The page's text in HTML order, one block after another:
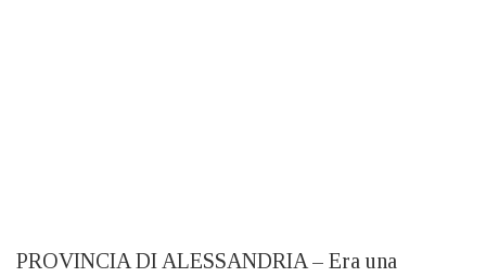
PROVINCIA DI ALESSANDRIA – Era una